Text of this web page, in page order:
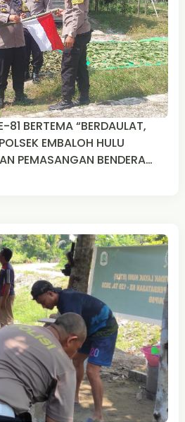
81 BERTEMA “BERDAULAT,
EMBALOH HULU
PEMASANGAN BENDERA